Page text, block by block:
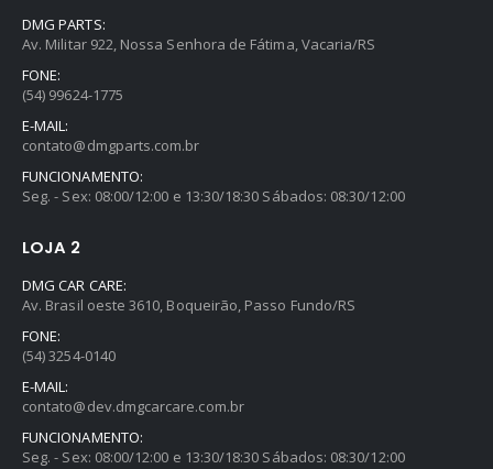
DMG PARTS:
Av. Militar 922, Nossa Senhora de Fátima, Vacaria/RS
FONE:
(54) 99624-1775
E-MAIL:
contato@dmgparts.com.br
FUNCIONAMENTO:
Seg. - Sex: 08:00/12:00 e 13:30/18:30 Sábados: 08:30/12:00
LOJA 2
DMG CAR CARE:
Av. Brasil oeste 3610, Boqueirão, Passo Fundo/RS
FONE:
(54) 3254-0140
E-MAIL:
contato@dev.dmgcarcare.com.br
FUNCIONAMENTO:
Seg. - Sex: 08:00/12:00 e 13:30/18:30 Sábados: 08:30/12:00